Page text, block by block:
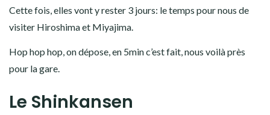
Cette fois, elles vont y rester 3 jours: le temps pour nous de
visiter Hiroshima et Miyajima.
Hop hop hop, on dépose, en 5min c’est fait, nous voilà près
pour la gare.
Le Shinkansen